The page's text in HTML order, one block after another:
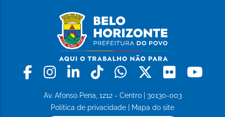
Facebook
Instagram
LinkedinTiktokWhatsapp
X Flickr
Av. Afonso Pena, 1212 - Centro | 30130-003
Política de privacidade
Mapa do site